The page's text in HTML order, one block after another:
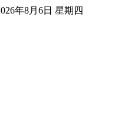
年8月6日 星期四